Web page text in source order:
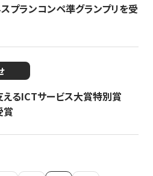
プランコンペ準グランプリを受
るICTサービス大賞特別賞
賞